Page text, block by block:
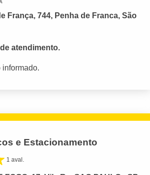
França, 744, Penha de Franca, São
atendimento.
informado.
e Estacionamento
1 aval.